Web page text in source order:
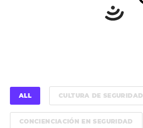
ALL CULTURA DE SEGURIDAD
CONCIENCIACIÓN EN SEGURIDAD